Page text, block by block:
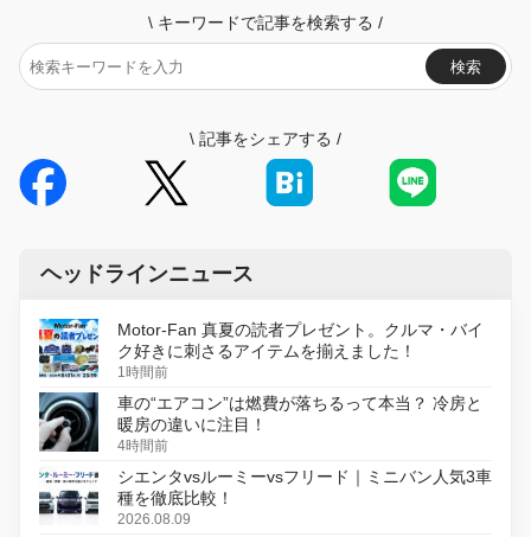
\ キーワードで記事を検索する /
検索
\ 記事をシェアする /
ヘッドラインニュース
Motor-Fan 真夏の読者プレゼント。クルマ・バイ
ク好きに刺さるアイテムを揃えました！
1時間前
車の“エアコン”は燃費が落ちるって本当？ 冷房と
暖房の違いに注目！
4時間前
シエンタvsルーミーvsフリード｜ミニバン人気3車
種を徹底比較！
2026.08.09